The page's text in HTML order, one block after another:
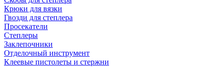
Крюки для вязки
Гвозди для степлера
Просекатели
Степлеры
Заклепочники
Отделочный инструмент
Клеевые пистолеты и стержни